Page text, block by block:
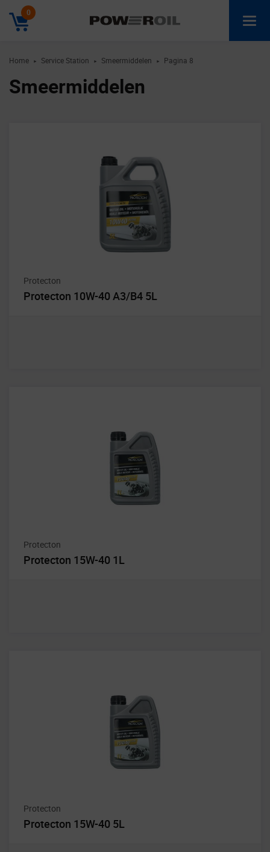
0
Home ► Service Station ► Smeermiddelen ► Pagina 8
Smeermiddelen
Protecton
Protecton 10W-40 A3/B4 5L
Protecton
Protecton 15W-40 1L
Protecton
Protecton 15W-40 5L